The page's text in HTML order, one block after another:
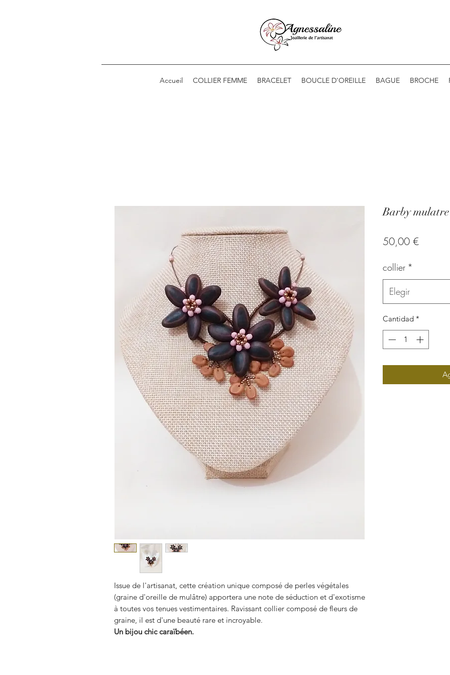
Accueil COLLIER FEMME BRACELET BOUCLE D'OREILLE BAGUE BROCHE
Issue de l'artisanat, cette création unique composé de perles végétales
(graine d'oreille de mulâtre) apportera une note de séduction et d'exotisme
à toutes vos tenues vestimentaires. Ravissant collier composé de fleurs de
graine, il est d'une beauté rare et incroyable.
Un bijou chic caraïbéen.
Barby mulatre
50,00 €Precio
collier *
Elegir
Cantidad *